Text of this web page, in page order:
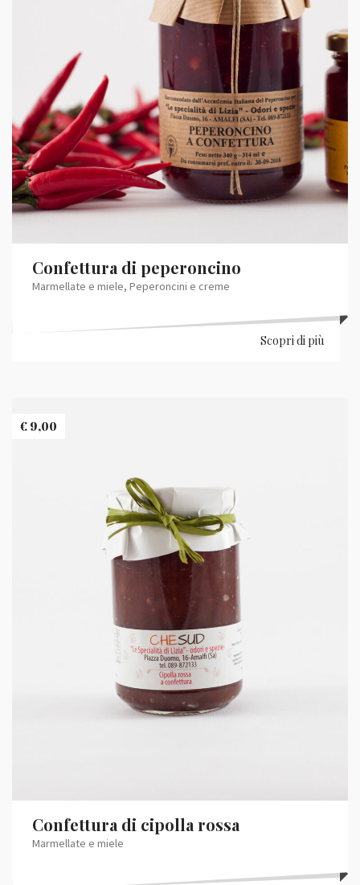
Confettura di peperoncino
Marmellate e miele, Peperoncini e creme
Scopri di più
€ 9,00
Confettura di cipolla rossa
Marmellate e miele